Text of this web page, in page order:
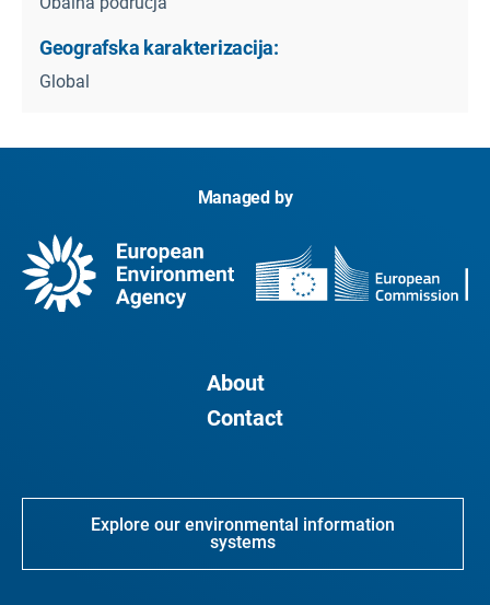
Geografska karakterizacija:
Global
Managed by
About
Contact
Explore our environmental information
systems